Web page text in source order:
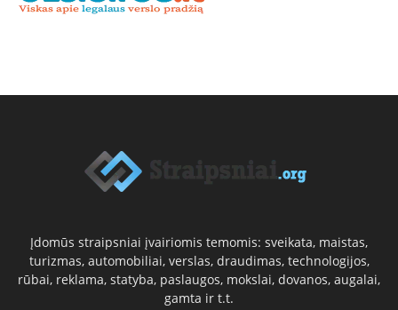
Įdomūs straipsniai įvairiomis temomis: sveikata, maistas,
turizmas, automobiliai, verslas, draudimas, technologijos,
rūbai, reklama, statyba, paslaugos, mokslai, dovanos, augalai,
gamta ir t.t.